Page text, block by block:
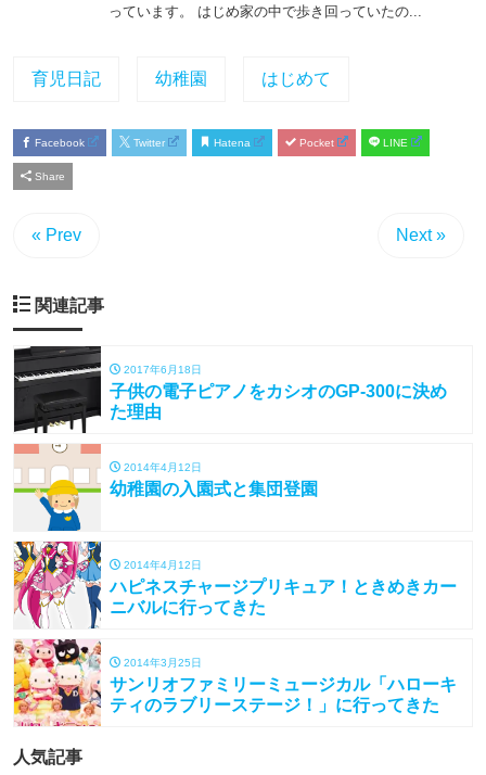
育児日記 幼稚園 はじめて
Facebook Twitter Hatena Pocket LINE
Share
« Prev Next »
関連記事
2017年6月18日
子供の電子ピアノをカシオのGP-300に決め
た理由
2014年4月12日
幼稚園の入園式と集団登園
2014年4月12日
ハピネスチャージプリキュア！ときめきカー
ニバルに行ってきた
2014年3月25日
サンリオファミリーミュージカル「ハローキ
ティのラブリーステージ！」に行ってきた
人気記事